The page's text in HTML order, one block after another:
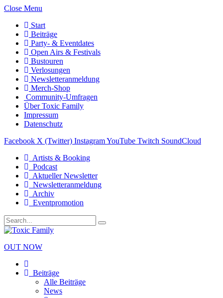
Close Menu
Start
Beiträge
Party- & Eventdates
Open Airs & Festivals
Bustouren
Verlosungen
Newsletteranmeldung
Merch-Shop
Community-Umfragen
Über Toxic Family
Impressum
Datenschutz
Facebook X (Twitter) InstagramYouTube Twitch SoundCloud
Artists & Booking
Podcast
Aktueller Newsletter
Newsletteranmeldung
Archiv
Eventpromotion
OUT NOW
Beiträge
Alle Beiträge
News